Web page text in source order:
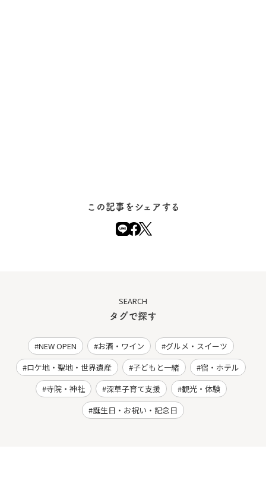
この記事をシェアする
SEARCH
タグで探す
NEW OPEN お酒・ワイン
グルメ・スイーツ
ロケ地・聖地・世界遺産
子どもと一緒
宿・ホテル
寺院・神社
深草子育て支援
観光・体験
誕生日・お祝い・記念日